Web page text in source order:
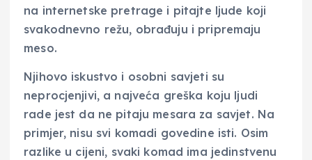
na internetske pretrage i pitajte ljude koji
svakodnevno režu, obrađuju i pripremaju
meso.
Njihovo iskustvo i osobni savjeti su
neprocjenjivi, a najveća greška koju ljudi
rade jest da ne pitaju mesara za savjet. Na
primjer, nisu svi komadi govedine isti. Osim
razlike u cijeni, svaki komad ima jedinstvenu